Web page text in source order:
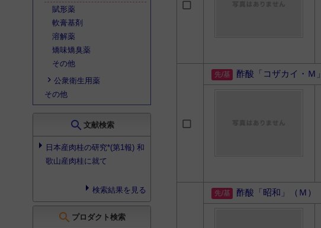
賦形薬
軟膏基剤
溶解薬
矯味矯臭薬
その他
公衆衛生用薬
その他
search 文献検索
日本産肉桂の研究*(第1報) 和
歌山産肉桂に就て
検索結果を見る
search プロダクト検索
酢酸「コザカイ・Ｍ」
酢酸「昭和」（Ｍ）